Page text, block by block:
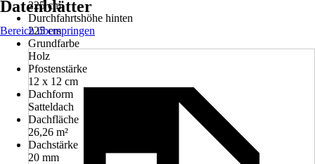
225 cm
Durchfahrtshöhe hinten
225 cm
Grundfarbe
Holz
Pfostenstärke
12 x 12 cm
Dachform
Satteldach
Dachfläche
26,26 m²
Dachstärke
20 mm
Datenblätter
Bereich überspringen